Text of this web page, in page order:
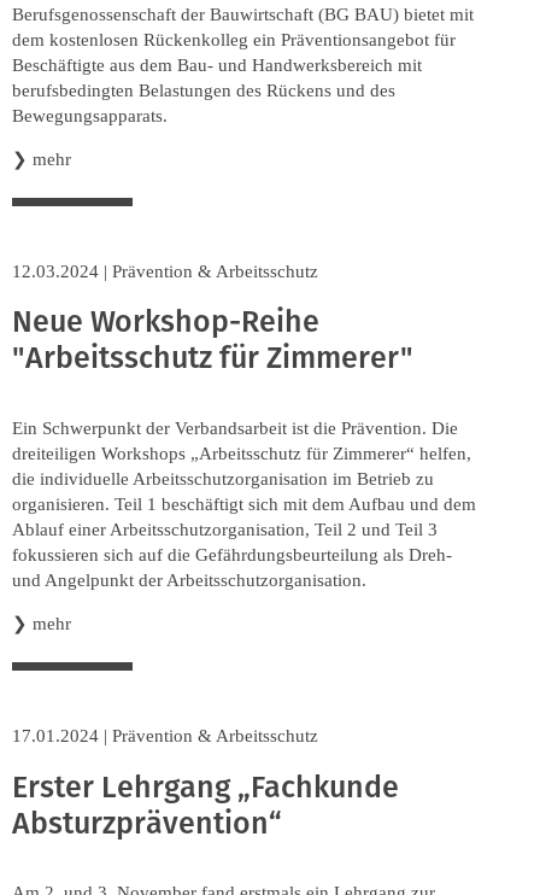
Berufsgenossenschaft der Bauwirtschaft (BG BAU) bietet mit
dem kostenlosen Rückenkolleg ein Präventionsangebot für
Beschäftigte aus dem Bau- und Handwerksbereich mit
berufsbedingten Belastungen des Rückens und des
Bewegungsapparats.
❯ mehr
12.03.2024 | Prävention & Arbeitsschutz
Neue Workshop-Reihe
"Arbeitsschutz für Zimmerer"
Ein Schwerpunkt der Verbandsarbeit ist die Prävention. Die
dreiteiligen Workshops „Arbeitsschutz für Zimmerer“ helfen,
die individuelle Arbeitsschutzorganisation im Betrieb zu
organisieren. Teil 1 beschäftigt sich mit dem Aufbau und dem
Ablauf einer Arbeitsschutzorganisation, Teil 2 und Teil 3
fokussieren sich auf die Gefährdungsbeurteilung als Dreh-
und Angelpunkt der Arbeitsschutzorganisation.
❯ mehr
17.01.2024 | Prävention & Arbeitsschutz
Erster Lehrgang „Fachkunde
Absturzprävention“